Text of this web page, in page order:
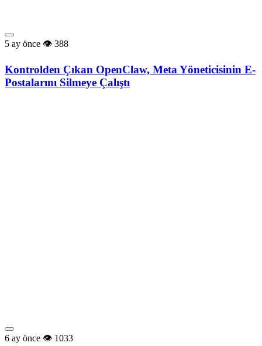
5 ay önce 388
Kontrolden Çıkan OpenClaw, Meta Yöneticisinin E-
Postalarını Silmeye Çalıştı
6 ay önce 1033